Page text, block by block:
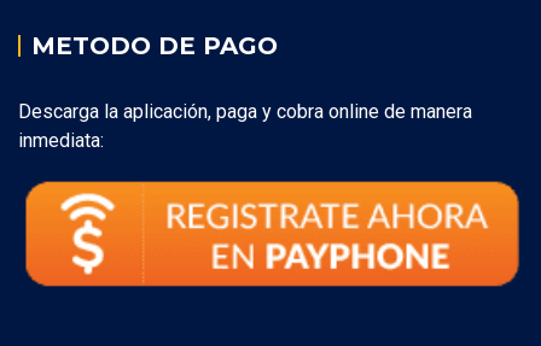
METODO DE PAGO
Descarga la aplicación, paga y cobra online de manera
inmediata: